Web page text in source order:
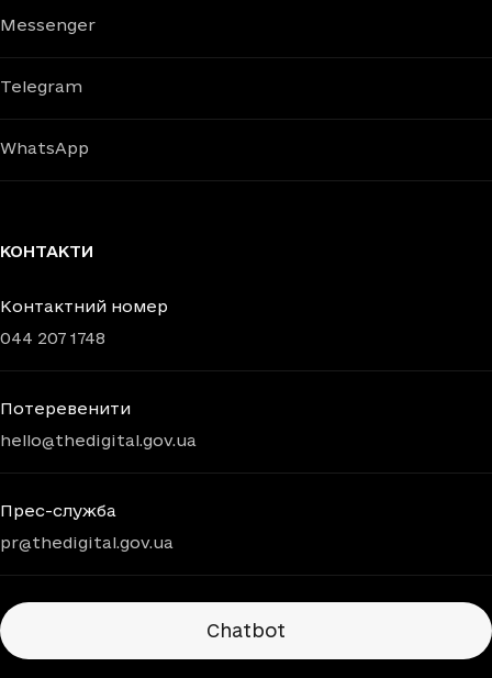
Messenger
Telegram
WhatsApp
КОНТАКТИ
Контактний номер
044 207 1748
Потеревенити
hello@thedigital.gov.ua
Прес-служба
pr@thedigital.gov.ua
Chatbots
Chatbot